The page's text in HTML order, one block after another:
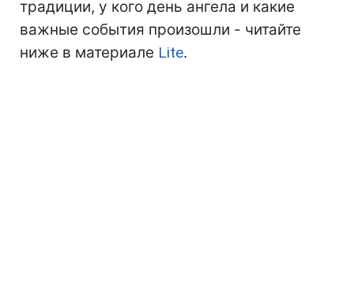
традиции, у кого день ангела и какие
важные события произошли - читайте
ниже в материале Lite.